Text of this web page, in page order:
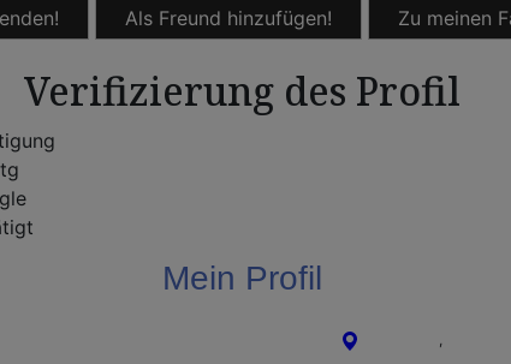
Als Freund hinzufügen! Zu meinen
Verifizierung des Profil
Mein Profil